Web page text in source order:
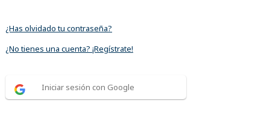
¿Has olvidado tu contraseña?
¿No tienes una cuenta? ¡Regístrate!
Iniciar sesión con Google